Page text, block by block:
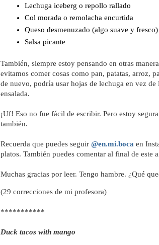
Lechuga iceberg o repollo rallado
Col morada o remolacha encurtida
Queso desmenuzado (algo suave y fresco)
Salsa picante
También, siempre estoy pensando en otras
evitamos comer cosas como pan, patatas, arroz,
de nuevo, podría usar hojas de lechuga en vez
ensalada.
¡Uf! Eso no fue fácil de escribir. Pero estoy
también.
Recuerda que puedes seguir @en.mi.boca en
platos. También puedes comentar al final de este
Muchas gracias por leer. Tengo hambre. ¿Qué
(29 correcciones de mi profesora)
***********